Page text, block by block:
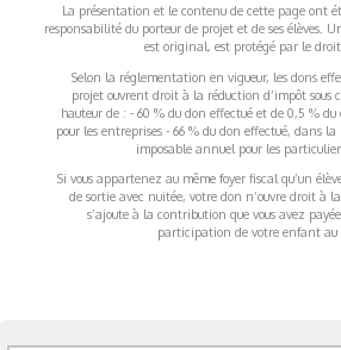
La présentation et le contenu de cette page ont
responsabilité du porteur de projet et de ses élèves.
est original, est protégé par le
Selon la réglementation en vigueur, les dons
projet ouvrent droit à la réduction d’impôt sous
hauteur de : - 60 % du don effectué et de 0,5 %
pour les entreprises - 66 % du don effectué, dans
imposable annuel pour les
Si vous appartenez au même foyer fiscal qu’un
de sortie avec nuitée, votre don n’ouvre droit à
s’ajoute à la contribution que vous avez
participation de votre enfant au